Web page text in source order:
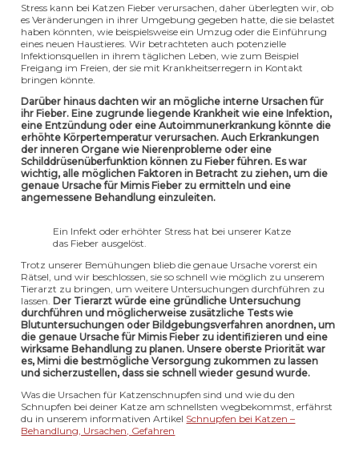
Stress kann bei Katzen Fieber verursachen, daher überlegten wir, ob
es Veränderungen in ihrer Umgebung gegeben hatte, die sie belastet
haben könnten, wie beispielsweise ein Umzug oder die Einführung
eines neuen Haustieres. Wir betrachteten auch potenzielle
Infektionsquellen in ihrem täglichen Leben, wie zum Beispiel
Freigang im Freien, der sie mit Krankheitserregern in Kontakt
bringen könnte.
Darüber hinaus dachten wir an mögliche interne Ursachen für
ihr Fieber. Eine zugrunde liegende Krankheit wie eine Infektion,
eine Entzündung oder eine Autoimmunerkrankung könnte die
erhöhte Körpertemperatur verursachen. Auch Erkrankungen
der inneren Organe wie Nierenprobleme oder eine
Schilddrüsenüberfunktion können zu Fieber führen. Es war
wichtig, alle möglichen Faktoren in Betracht zu ziehen, um die
genaue Ursache für Mimis Fieber zu ermitteln und eine
angemessene Behandlung einzuleiten.
Ein Infekt oder erhöhter Stress hat bei unserer Katze
das Fieber ausgelöst.
Trotz unserer Bemühungen blieb die genaue Ursache vorerst ein
Rätsel, und wir beschlossen, sie so schnell wie möglich zu unserem
Tierarzt zu bringen, um weitere Untersuchungen durchführen zu
lassen.Der Tierarzt würde eine gründliche Untersuchung
durchführen und möglicherweise zusätzliche Tests wie
Blutuntersuchungen oder Bildgebungsverfahren anordnen, um
die genaue Ursache für Mimis Fieber zu identifizieren und eine
wirksame Behandlung zu planen. Unsere oberste Priorität war
es, Mimi die bestmögliche Versorgung zukommen zu lassen
und sicherzustellen, dass sie schnell wieder gesund wurde.
Was die Ursachen für Katzenschnupfen sind und wie du den
Schnupfen bei deiner Katze am schnellsten wegbekommst, erfährst
du in unserem informativen Artikel Schnupfen bei Katzen –
Behandlung, Ursachen, Gefahren